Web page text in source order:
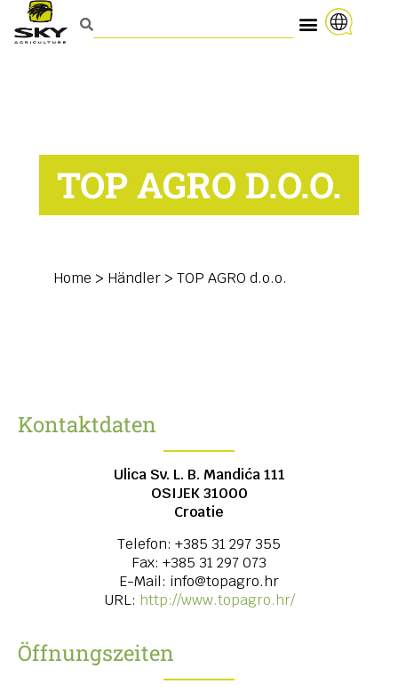
TOP AGRO D.O.O.
Home > Händler > TOP AGRO d.o.o.
Kontaktdaten
Ulica Sv. L. B. Mandića 111
OSIJEK31000
Croatie
Telefon: +385 31 297 355
Fax: +385 31 297 073
E-Mail: info@topagro.hr
URL: http://www.topagro.hr/
Öffnungszeiten